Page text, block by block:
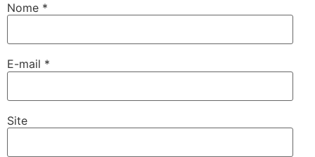
Nome *
E-mail *
Site